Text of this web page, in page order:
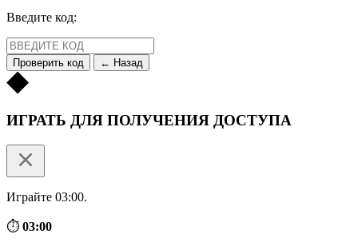
Введите код:
Проверить код ← Назад
ИГРАТЬ ДЛЯ ПОЛУЧЕНИЯ ДОСТУПА
Играйте 03:00.
⏱ 03:00